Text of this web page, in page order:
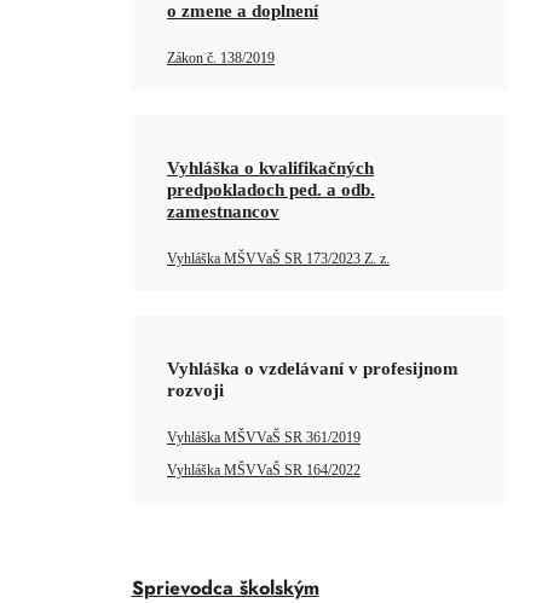
o zmene a doplnení
Zákon č. 138/2019
Vyhláška o kvalifikačných
predpokladoch ped. a odb.
zamestnancov
Vyhláška MŠVVaŠ SR 173/2023 Z. z.
Vyhláška o vzdelávaní v profesijnom
rozvoji
Vyhláška MŠVVaŠ SR 361/2019
Vyhláška MŠVVaŠ SR 164/2022
Sprievodca školským